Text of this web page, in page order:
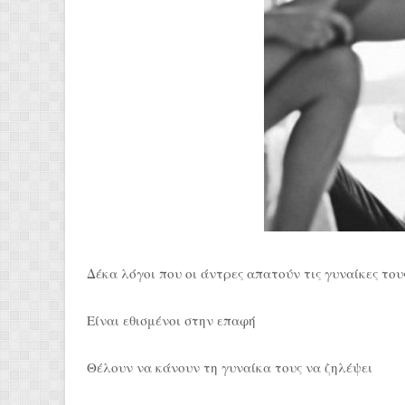
Δέκα λόγοι που οι άντρες απατούν τις γυναίκες
Είναι εθισμένοι στην επαφή
Θέλουν να κάνουν τη γυναίκα τους να ζηλέψει